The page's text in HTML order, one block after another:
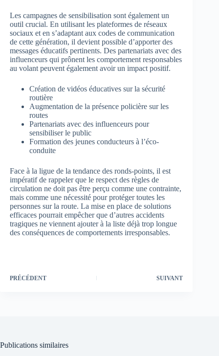
Les campagnes de sensibilisation sont également un
outil crucial. En utilisant les plateformes de réseaux
sociaux et en s’adaptant aux codes de communication
de cette génération, il devient possible d’apporter des
messages éducatifs pertinents. Des partenariats avec des
influenceurs qui prônent les comportement responsables
au volant peuvent également avoir un impact positif.
Création de vidéos éducatives sur la sécurité
routière
Augmentation de la présence policière sur les
routes
Partenariats avec des influenceurs pour
sensibiliser le public
Formation des jeunes conducteurs à l’éco-
conduite
Face à la ligue de la tendance des ronds-points, il est
impératif de rappeler que le respect des règles de
circulation ne doit pas être perçu comme une contrainte,
mais comme une nécessité pour protéger toutes les
personnes sur la route. La mise en place de solutions
efficaces pourrait empêcher que d’autres accidents
tragiques ne viennent ajouter à la liste déjà trop longue
des conséquences de comportements irresponsables.
PRÉCÉDENT SUIVANT
Publications similaires